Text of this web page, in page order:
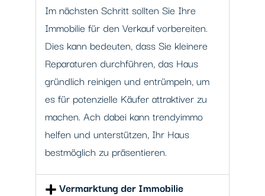
Im nächsten Schritt sollten Sie Ihre
Immobilie für den Verkauf vorbereiten.
Dies kann bedeuten, dass Sie kleinere
Reparaturen durchführen, das Haus
gründlich reinigen und entrümpeln, um
es für potenzielle Käufer attraktiver zu
machen. Ach dabei kann trendyimmo
helfen und unterstützen, Ihr Haus
bestmöglich zu präsentieren.
Vermarktung der Immobilie